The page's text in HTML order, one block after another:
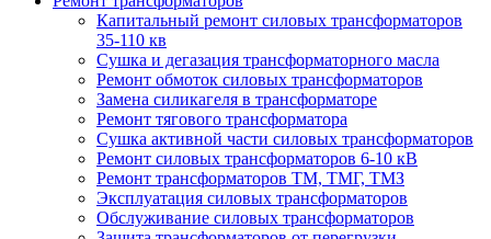
Капитальный ремонт силовых трансформаторов
35-110 кв
Сушка и дегазация трансформаторного масла
Ремонт обмоток силовых трансформаторов
Замена силикагеля в трансформаторе
Ремонт тягового трансформатора
Сушка активной части силовых трансформаторов
Ремонт силовых трансформаторов 6-10 кВ
Ремонт трансформаторов ТМ, ТМГ, ТМЗ
Эксплуатация силовых трансформаторов
Обслуживание силовых трансформаторов